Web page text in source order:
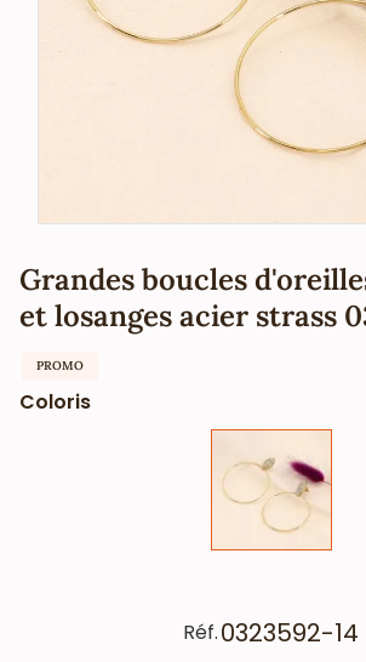
Grandes boucles
et losanges acier strass
PROMO
Coloris
Réf.0323592-14